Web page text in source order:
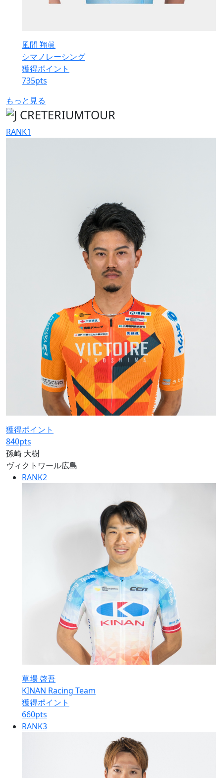
風間 翔眞
シマノレーシング
獲得ポイント
735pts
もっと見る
RANK1
獲得ポイント
840pts
孫崎 大樹
ヴィクトワール広島
RANK2
草場 啓吾
KINAN Racing Team
獲得ポイント
660pts
RANK3